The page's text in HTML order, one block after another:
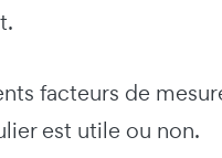
facteurs de
est utile ou non.